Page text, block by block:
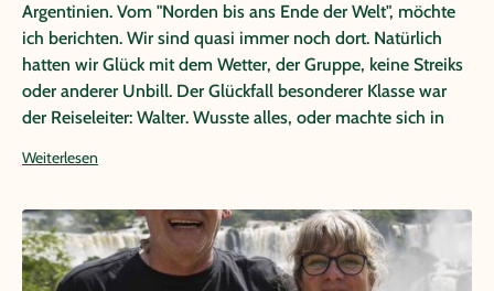
Argentinien. Vom "Norden bis ans Ende der Welt", möchte
ich berichten. Wir sind quasi immer noch dort. Natürlich
hatten wir Glück mit dem Wetter, der Gruppe, keine Streiks
oder anderer Unbill. Der Glückfall besonderer Klasse war
der Reiseleiter: Walter. Wusste alles, oder machte sich in
umsorgte die Gruppe ohne aufdringlich zu sein. Er führte
örtlichen Reiseleitern und den unterschiedlichen Fahrern
zurecht. Wusste auch, wo es einmal nötig war, ernst
aufzutreten. Die Gruppe blieb die ganze Zeit über so
Weiterlesen